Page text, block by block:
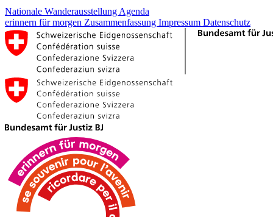
Nationale Wanderausstellung Agenda
erinnern für morgen Zusammenfassung Impressum Datenschutz